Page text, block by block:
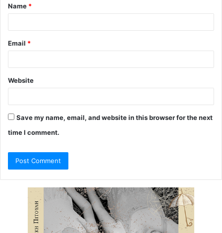
*
Name *
Email *
Website
Save my name, email, and website in this browser for the next
time I comment.